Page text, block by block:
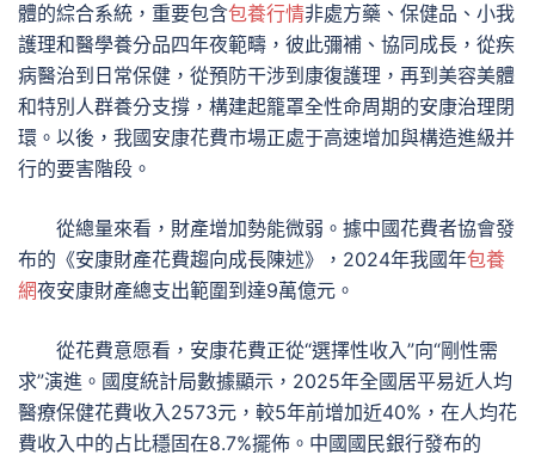
體的綜合系統，重要包含包養行情非處方藥、保健品、小我
護理和醫學養分品四年夜範疇，彼此彌補、協同成長，從疾
病醫治到日常保健，從預防干涉到康復護理，再到美容美體
和特別人群養分支撐，構建起籠罩全性命周期的安康治理閉
環。以後，我國安康花費市場正處于高速增加與構造進級并
行的要害階段。
從總量來看，財產增加勢能微弱。據中國花費者協會發
布的《安康財產花費趨向成長陳述》，2024年我國年包養
網夜安康財產總支出範圍到達9萬億元。
從花費意愿看，安康花費正從“選擇性收入”向“剛性需
求”演進。國度統計局數據顯示，2025年全國居平易近人均
醫療保健花費收入2573元，較5年前增加近40%，在人均花
費收入中的占比穩固在8.7%擺佈。中國國民銀行發布的